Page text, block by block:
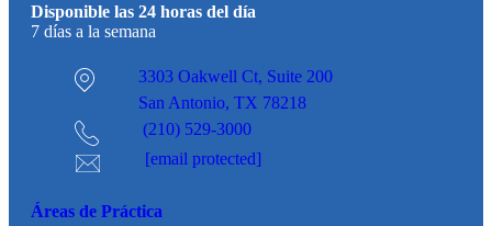
Disponible las 24 horas del día
7 días a la semana
3303 Oakwell Ct, Suite 200
San Antonio, TX 78218
(210) 529-3000
[email protected]
Áreas de Práctica